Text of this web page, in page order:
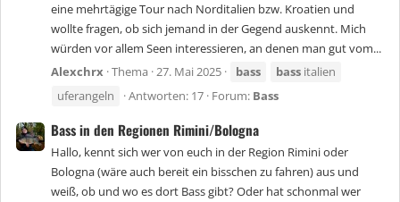
eine mehrtägige Tour nach Norditalien bzw. Kroatien und
wollte fragen, ob sich jemand in der Gegend auskennt. Mich
würden vor allem Seen interessieren, an denen man gut vom...
Alexchrx Thema 27. Mai 2025 bass bass italien
uferangeln
Antworten: 17 Forum: Bass
Bass in den Regionen Rimini/Bologna
Hallo, kennt sich wer von euch in der Region Rimini oder
Bologna (wäre auch bereit ein bisschen zu fahren) aus und
weiß, ob und wo es dort Bass gibt? Oder hat schonmal wer